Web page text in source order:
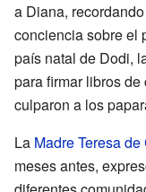
a Diana,
conciencia sobre el
país natal de Dodi,
para firmar libros
culparon a los
La Madre Teresa
meses antes,